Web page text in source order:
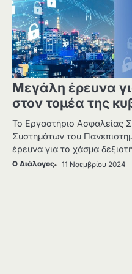
Μεγάλη έρευνα
στον τομέα της
Το Εργαστήριο Ασφαλείας
Συστημάτων του
έρευνα για το χάσμα
Ο Διάλογος 11 Νοεμβρίου 2024